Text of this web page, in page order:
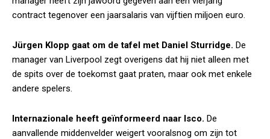
contract tegenover een jaarsalaris van vijftien miljoen euro.
Jürgen Klopp gaat om de tafel met Daniel Sturridge. De
manager van Liverpool zegt overigens dat hij niet alleen met
de spits over de toekomst gaat praten, maar ook met enkele
andere spelers.
Internazionale heeft geïnformeerd naar Isco. De
aanvallende middenvelder weigert vooralsnog om zijn tot